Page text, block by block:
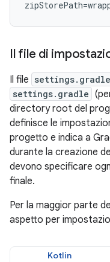
Il file di
Il file
settings.gradle
directory root del
definisce le
progetto e indica a
durante la creazione
devono specificare
finale.
Per la maggior parte
aspetto per
Kotlin